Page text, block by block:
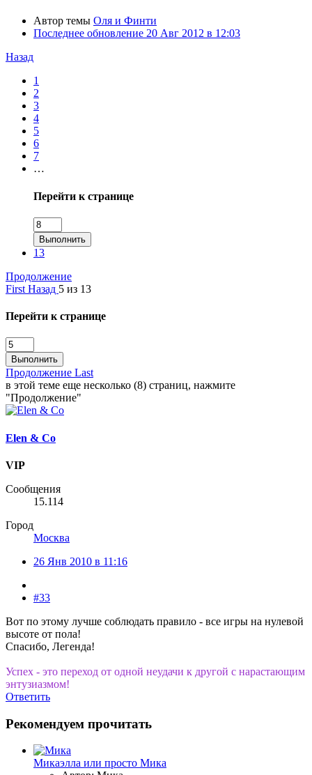
Автор темы Оля и Финти
Последнее обновление 20 Авг 2012 в 12:03
Назад
1
2
3
4
5
6
7
…
Перейти к странице
Выполнить
13
Продолжение
First Назад 5 из 13
Перейти к странице
Выполнить
Продолжение Last
в этой теме еще несколько (8) страниц, нажмите
"Продолжение"
Elen & Co
VIP
Сообщения
15.114
Город
Москва
26 Янв 2010 в 11:16
#33
Вот по этому лучше соблюдать правило - все игры на нулевой
высоте от пола!
Спасибо, Легенда!
Успех - это переход от одной неудачи к другой с нарастающим
энтузиазмом!
Ответить
Рекомендуем прочитать
Микаэлла или просто Мика